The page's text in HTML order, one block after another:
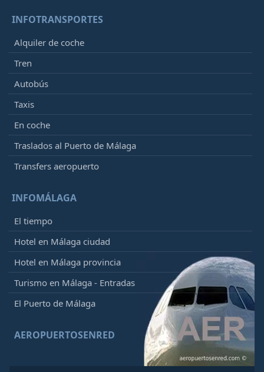
INFOTRANSPORTES
Alquiler de coche
Tren
Autobús
Taxis
En coche
Traslados al Puerto de Málaga
Transfers aeropuerto
INFOMÁLAGA
El tiempo
Hotel en Málaga ciudad
Hotel en Málaga provincia
Turismo en Málaga - Entradas
El Puerto de Málaga
AEROPUERTOSENRED